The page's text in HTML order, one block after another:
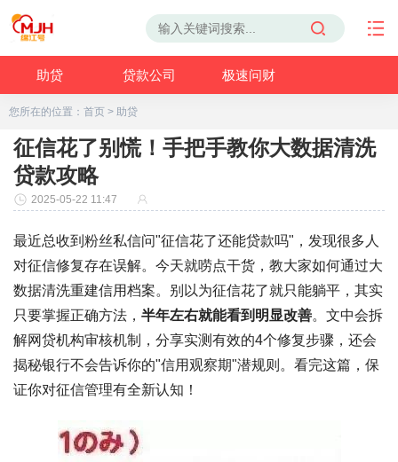
助贷 贷款公司 极速问财
您所在的位置： 首页 > 助贷
征信花了别慌！手把手教你大数据清洗
贷款攻略
2025-05-22 11:47
最近总收到粉丝私信问"征信花了还能贷款吗"，发现很多人
对征信修复存在误解。今天就唠点干货，教大家如何通过大
数据清洗重建信用档案。别以为征信花了就只能躺平，其实
只要掌握正确方法， 半年左右就能看到明显改善。文中会拆
解网贷机构审核机制，分享实测有效的4个修复步骤，还会
揭秘银行不会告诉你的"信用观察期"潜规则。看完这篇，保
证你对征信管理有全新认知！